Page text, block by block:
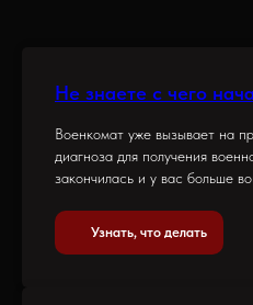
Не знаете с чего
Военкомат уже вызывает на
диагноза для получения
закончилась и у вас больше
Узнать, что делать